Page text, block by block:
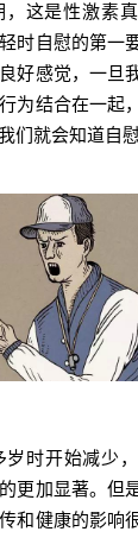
，这是性激素
时自慰的第一
好感觉，一旦
为结合在一起
们就会知道自
岁时开始减少
更加显著。但
和健康的影响